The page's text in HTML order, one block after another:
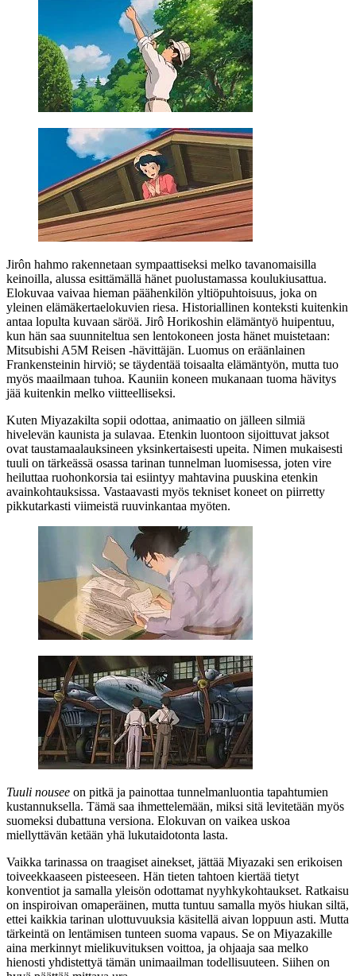
Jirôn hahmo rakennetaan sympaattiseksi melko tavanomaisilla
keinoilla, alussa esittämällä hänet puolustamassa koulukiusattua.
Elokuvaa vaivaa hieman päähenkilön yltiöpuhtoisuus, joka on
yleinen elämäkertaelokuvien riesa. Historiallinen konteksti kuitenkin
antaa lopulta kuvaan säröä. Jirô Horikoshin elämäntyö huipentuu,
kun hän saa suunniteltua sen lentokoneen josta hänet muistetaan:
Mitsubishi A5M Reisen ‑hävittäjän. Luomus on eräänlainen
Frankensteinin hirviö; se täydentää toisaalta elämäntyön, mutta tuo
myös maailmaan tuhoa. Kauniin koneen mukanaan tuoma hävitys
jää kuitenkin melko viitteelliseksi.
Kuten Miyazakilta sopii odottaa, animaatio on jälleen silmiä
hivelevän kaunista ja sulavaa. Etenkin luontoon sijoittuvat jaksot
ovat taustamaalauksineen yksinkertaisesti upeita. Nimen mukaisesti
tuuli on tärkeässä osassa tarinan tunnelman luomisessa, joten vire
heiluttaa ruohonkorsia tai esiintyy mahtavina puuskina etenkin
avainkohtauksissa. Vastaavasti myös tekniset koneet on piirretty
pikkutarkasti viimeistä ruuvinkantaa myöten.
Tuuli nousee on pitkä ja painottaa tunnelmanluontia tapahtumien
kustannuksella. Tämä saa ihmettelemään, miksi sitä levitetään myös
suomeksi dubattuna versiona. Elokuvan on vaikea uskoa
miellyttävän ketään yhä lukutaidotonta lasta.
Vaikka tarinassa on traagiset ainekset, jättää Miyazaki sen erikoisen
toiveekkaaseen pisteeseen. Hän tieten tahtoen kiertää tietyt
konventiot ja samalla yleisön odottamat nyyhkykohtaukset. Ratkaisu
on inspiroivan omaperäinen, mutta tuntuu samalla myös hiukan siltä,
ettei kaikkia tarinan ulottuvuuksia käsitellä aivan loppuun asti. Mutta
tärkeintä on lentämisen tunteen suoma vapaus. Se on Miyazakille
aina merkinnyt mielikuvituksen voittoa, ja ohjaaja saa melko
hienosti yhdistettyä tämän unimaailman todellisuuteen. Siihen on